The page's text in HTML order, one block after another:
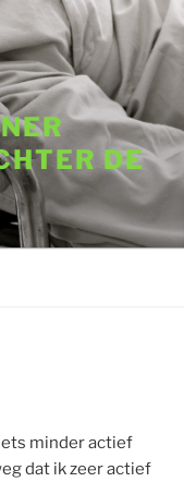
DE
minder actief
dat ik zeer actief